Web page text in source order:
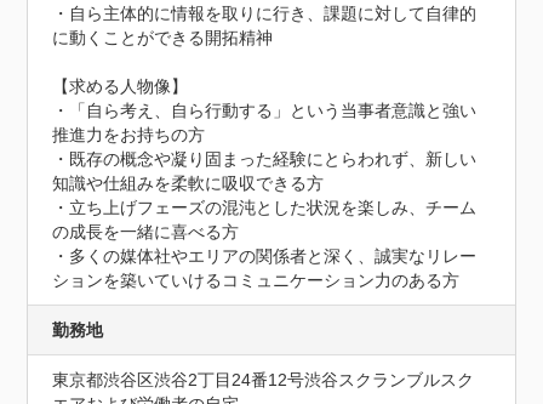
・自ら主体的に情報を取りに行き、課題に対して自律的
に動くことができる開拓精神
【求める人物像】
・「自ら考え、自ら行動する」という当事者意識と強い
推進力をお持ちの方
・既存の概念や凝り固まった経験にとらわれず、新しい
知識や仕組みを柔軟に吸収できる方
・立ち上げフェーズの混沌とした状況を楽しみ、チーム
の成長を一緒に喜べる方
・多くの媒体社やエリアの関係者と深く、誠実なリレー
ションを築いていけるコミュニケーション力のある方
勤務地
東京都渋谷区渋谷2丁目24番12号渋谷スクランブルスク